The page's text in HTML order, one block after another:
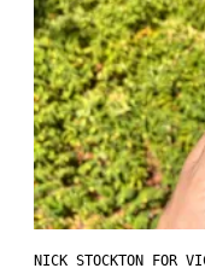
NICK STOCKTON FOR